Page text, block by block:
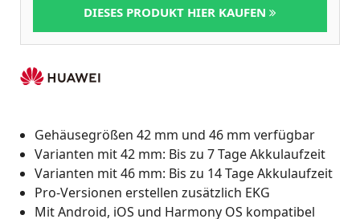
DIESES PRODUKT HIER KAUFEN
Gehäusegrößen 42 mm und 46 mm verfügbar
Varianten mit 42 mm: Bis zu 7 Tage Akkulaufzeit
Varianten mit 46 mm: Bis zu 14 Tage Akkulaufzeit
Pro-Versionen erstellen zusätzlich EKG
Mit Android, iOS und Harmony OS kompatibel